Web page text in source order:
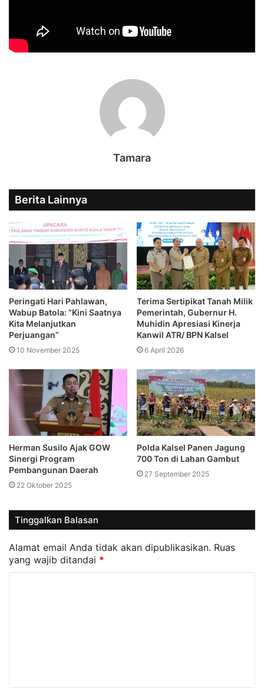
Tamara
Berita Lainnya
Peringati Hari Pahlawan,
Wabup Batola: “Kini Saatnya
Kita Melanjutkan
Perjuangan”
10 November 2025
Terima Sertipikat Tanah Milik
Pemerintah, Gubernur H.
Muhidin Apresiasi Kinerja
Kanwil ATR/ BPN Kalsel
6 April 2026
Herman Susilo Ajak GOW
Sinergi Program
Pembangunan Daerah
22 Oktober 2025
Polda Kalsel Panen Jagung
700 Ton di Lahan Gambut
27 September 2025
Tinggalkan Balasan
Alamat email Anda tidak akan dipublikasikan. Ruas
yang wajib ditandai *
a